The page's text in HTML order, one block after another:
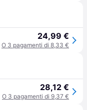
24,99 €
O 3 pagamenti di 8,33 €
28,12 €
O 3 pagamenti di 9,37 €